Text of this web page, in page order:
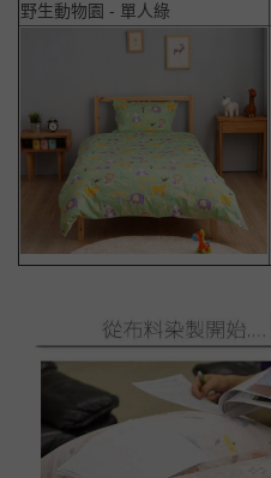
野生動物園 - 單人綠